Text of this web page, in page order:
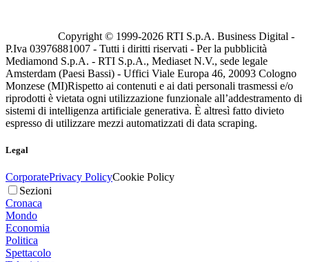
Copyright © 1999-2026 RTI S.p.A. Business Digital -
P.Iva 03976881007 - Tutti i diritti riservati - Per la pubblicità
Mediamond S.p.A. - RTI S.p.A., Mediaset N.V., sede legale
Amsterdam (Paesi Bassi) - Uffici Viale Europa 46, 20093 Cologno
Monzese (MI)Rispetto ai contenuti e ai dati personali trasmessi e/o
riprodotti è vietata ogni utilizzazione funzionale all’addestramento di
sistemi di intelligenza artificiale generativa. È altresì fatto divieto
espresso di utilizzare mezzi automatizzati di data scraping.
Legal
CorporatePrivacy PolicyCookie Policy
Sezioni
Cronaca
Mondo
Economia
Politica
Spettacolo